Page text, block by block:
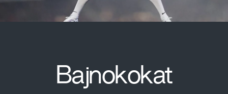
Bajnokokat